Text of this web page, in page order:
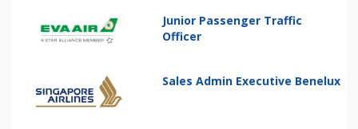
Junior Passenger Traffic
Officer
Sales Admin Executive Benelux